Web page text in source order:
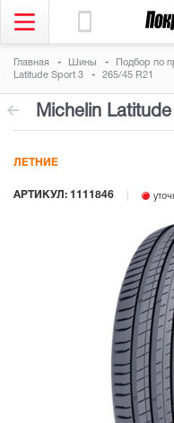
Главная Шины Подбор по
Latitude Sport 3
265/45 R21
Michelin
АРТИКУЛ: 1111846
ЛЕТНИЕ